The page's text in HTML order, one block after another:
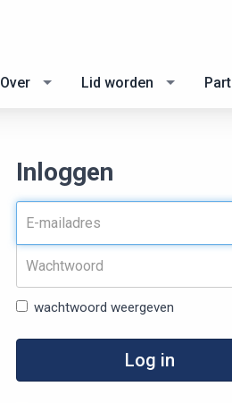
Over Lid worden
Inloggen
wachtwoord weergeven
Log in